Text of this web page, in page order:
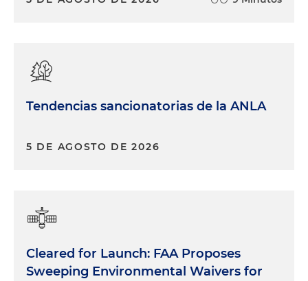
Tendencias sancionatorias de la ANLA
5 DE AGOSTO DE 2026
Cleared for Launch: FAA Proposes
Sweeping Environmental Waivers for